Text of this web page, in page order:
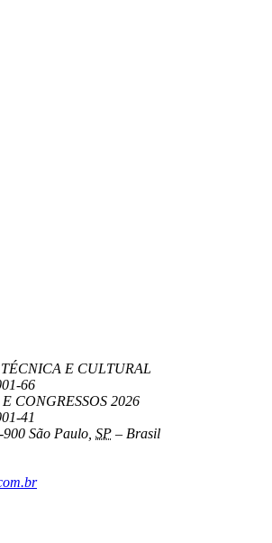
E CULTURAL
66
CONGRESSOS 2026
41
900 São Paulo SP – Brasil